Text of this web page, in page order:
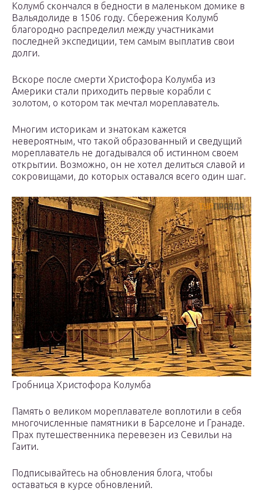
Колумб скончался в бедности в маленьком домике в
Вальядолиде в 1506 году. Сбережения Колумб
благородно распределил между участниками
последней экспедиции, тем самым выплатив свои
долги.
Вскоре после смерти Христофора Колумба из
Америки стали приходить первые корабли с
золотом, о котором так мечтал мореплаватель.
Многим историкам и знатокам кажется
невероятным, что такой образованный и сведущий
мореплаватель не догадывался об истинном своем
открытии. Возможно, он не хотел делиться славой и
сокровищами, до которых оставался всего один шаг.
Гробница Христофора Колумба
Память о великом мореплавателе воплотили в себя
многочисленные памятники в Барселоне и Гранаде.
Прах путешественника перевезен из Севильи на
Гаити.
Подписывайтесь на обновления блога, чтобы
оставаться в курсе обновлений.